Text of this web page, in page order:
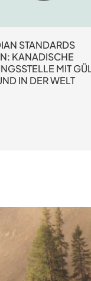
STANDARDS
KANADISCHE
MIT
IN DER WELT